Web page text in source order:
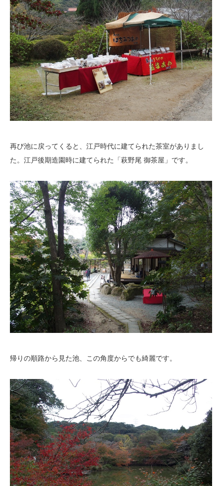
再び池に戻ってくると、江戸時代に建てられた茶室がありまし
た。江戸後期造園時に建てられた「萩野尾 御茶屋」です。
帰りの順路から見た池、この角度からでも綺麗です。